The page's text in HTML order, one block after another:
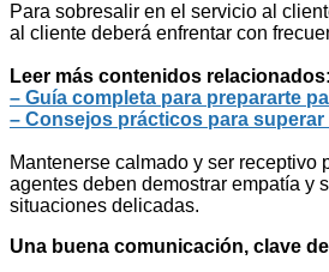
Para sobresalir en el servicio al
al cliente deberá enfrentar con
Leer más contenidos relacionados:
– Guía completa para prepararte
– Consejos prácticos para
Mantenerse calmado y ser
agentes deben demostrar empatía y
situaciones delicadas.
Una buena comunicación, clave